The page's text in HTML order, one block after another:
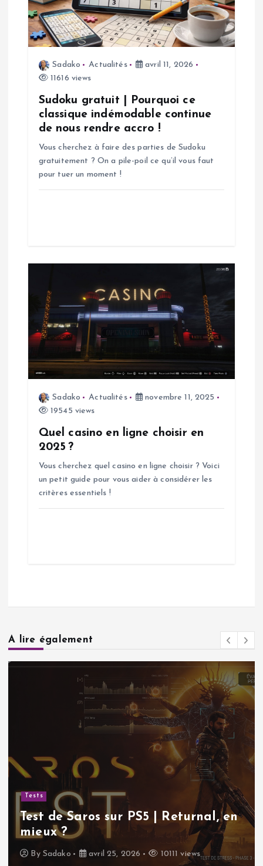
n
d
e
Sadako Actualités
avril 11, 2026
11616 views
Sudoku gratuit | Pourquoi ce
classique indémodable continue
de nous rendre accro !
Vous cherchez à faire des parties de Sudoku
gratuitement ? On a pile-poil ce qu’il vous faut
pour tuer un moment !
Sadako Actualités
novembre 11, 2025
19545 views
Quel casino en ligne choisir en
2025 ?
Vous cherchez quel casino en ligne choisir ? Voici
un petit guide pour vous aider à considérer les
critères essentiels !
A lire également
Tests
Test de Saros sur PS5 | Returnal, en
mieux ?
By Sadako avril 25, 2026 10111 views